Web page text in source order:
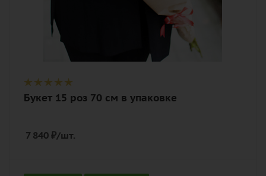
Букет 15 роз 70 см в упаковке
7 840 ₽/шт.